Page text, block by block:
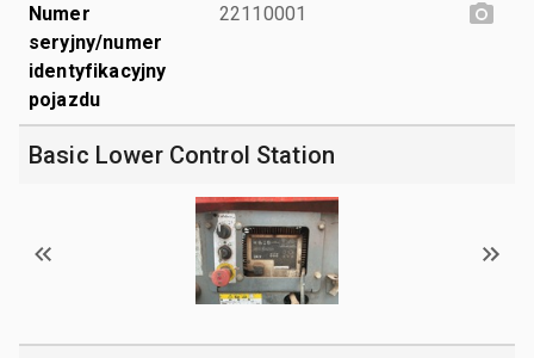
Numer
seryjny/numer
identyfikacyjny
pojazdu
22110001
Basic Lower Control Station